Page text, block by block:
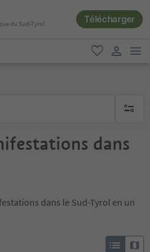
du Sud-Tyrol Télécharger
favori
aucun
dans
dans le Sud-Tyrol en un